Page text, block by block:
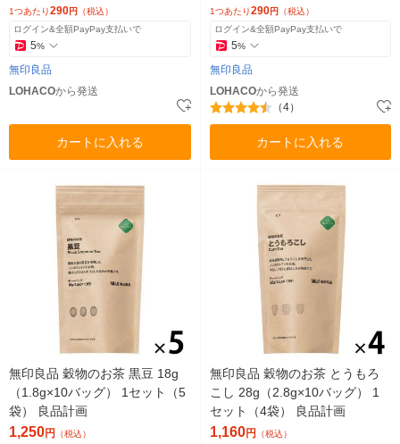
1つあたり290円 （税込）
ログイン&全額PayPay支払いで
5%
無印良品
LOHACOから発送
カートに入れる
1つあたり290円 （税込）
ログイン&全額PayPay支払いで
5%
無印良品
LOHACOから発送
（4）
カートに入れる
無印良品 穀物のお茶 黒豆 18g
（1.8g×10バッグ） 1セット（5
袋） 良品計画
1,250円
（税込）
無印良品 穀物のお茶 とうもろ
こし 28g（2.8g×10バッグ） 1
セット（4袋） 良品計画
1,160円
（税込）